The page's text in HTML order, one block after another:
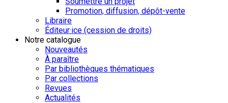
Promotion, diffusion, dépôt-vente
Libraire
Éditeur·ice (cession de droits)
Notre catalogue
Nouveautés
À paraître
Par bibliothèques thématiques
Par collections
Revues
Actualités